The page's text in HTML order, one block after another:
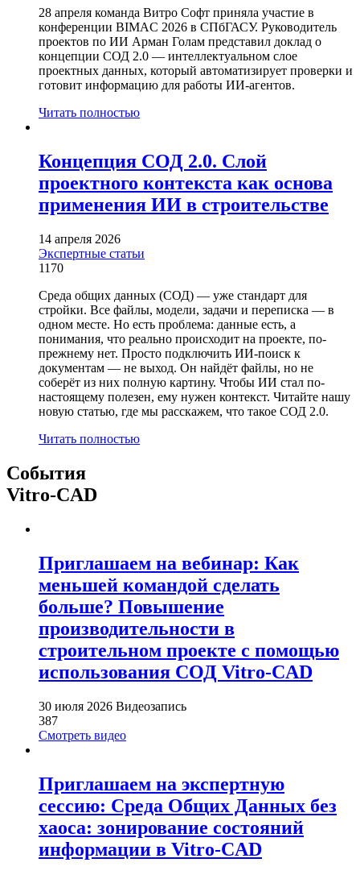
28 апреля команда Витро Софт приняла участие в
конференции BIMAC 2026 в СПбГАСУ. Руководитель
проектов по ИИ Арман Голам представил доклад о
концепции СОД 2.0 — интеллектуальном слое
проектных данных, который автоматизирует проверки и
готовит информацию для работы ИИ-агентов.
Читать полностью
Концепция СОД 2.0. Слой
проектного контекста как основа
применения ИИ в строительстве
14 апреля 2026
Экспертные статьи
1170
Среда общих данных (СОД) — уже стандарт для
стройки. Все файлы, модели, задачи и переписка — в
одном месте. Но есть проблема: данные есть, а
понимания, что реально происходит на проекте, по-
прежнему нет. Просто подключить ИИ-поиск к
документам — не выход. Он найдёт файлы, но не
соберёт из них полную картину. Чтобы ИИ стал по-
настоящему полезен, ему нужен контекст. Читайте нашу
новую статью, где мы расскажем, что такое СОД 2.0.
Читать полностью
События
Vitro-CAD
Приглашаем на вебинар: Как
меньшей командой сделать
больше? Повышение
производительности в
строительном проекте с помощью
использования СОД Vitro-CAD
30 июля 2026 Видеозапись
387
Смотреть видео
Приглашаем на экспертную
сессию: Среда Общих Данных без
хаоса: зонирование состояний
информации в Vitro-CAD